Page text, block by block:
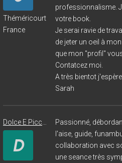
Théméricourt
France
professionnalisme.
votre book.
Je serai ravie de
de jeter un oeil à
que mon "profil"
Contatcez moi.
A très bientot j'espère.
Sarah
Passionné,
l'aise, guide,
collaboration avec
une seance très